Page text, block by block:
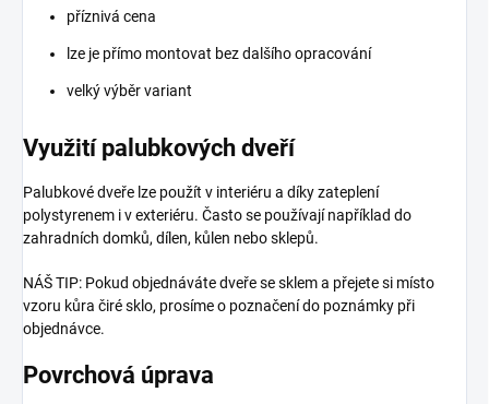
příznivá cena
lze je přímo montovat bez dalšího opracování
velký výběr variant
Využití palubkových dveří
Palubkové dveře lze použít v interiéru a díky zateplení
polystyrenem i v exteriéru. Často se používají například do
zahradních domků, dílen, kůlen nebo sklepů.
NÁŠ TIP: Pokud objednáváte dveře se sklem a přejete si místo
vzoru kůra čiré sklo, prosíme o poznačení do poznámky při
objednávce.
Povrchová úprava